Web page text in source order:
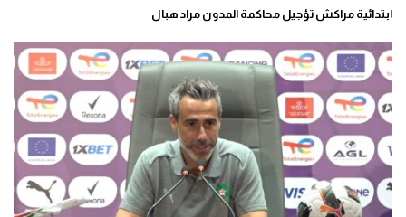
ابتدائية مراكش تؤجيل محاكمة المدون مراد هبال